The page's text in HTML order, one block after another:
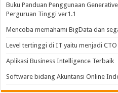
Buku Panduan Penggunaan
Perguruan Tinggi ver1.1
Mencoba memahami BigData dan
Level tertinggi di IT yaitu menjadi CTO
Aplikasi Business Intelligence Terbaik
Software bidang Akuntansi Online